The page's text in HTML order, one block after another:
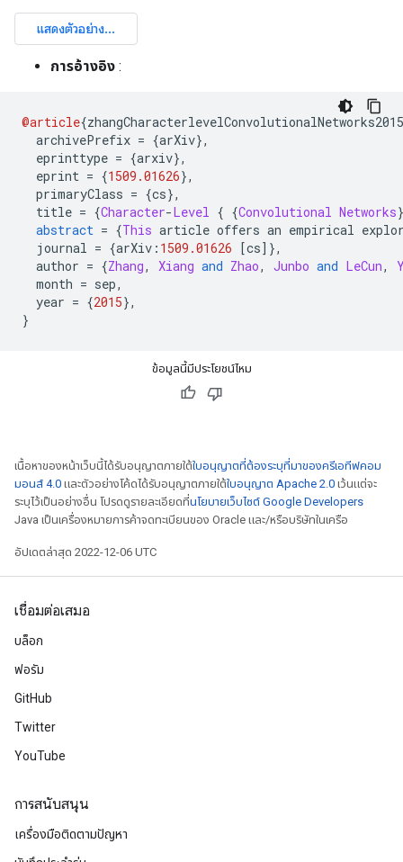
การอ้างอิง :
@article{zhangCharacterlevelConvolutionalNetworks2015
archivePrefix = {arXiv},
eprinttype = {arxiv},
eprint = {1509.01626},
primaryClass = {cs},
title = {Character-Level { {Convolutional Networks}
abstract = {This article offers an empirical
journal = {arXiv : 1509.01626 [cs]},
author = {Zhang, Xiang and Zhao, Junbo and LeCun,
month = sep,
year = {2015},
}
ข้อมูลนี้มีประโยชน์ไหม
เนื้อหาของหน้าเว็บนี้ได้รับอนุญาตภายใต้ใบอนุญาตที่ต้องระบุที่มาของครีเอทีฟคอม
มอนส์ 4.0 และตัวอย่างโค้ดได้รับอนุญาตภายใต้ใบอนุญาต Apache 2.0 เว้นแต่จะ
ระบุไว้เป็นอย่างอื่น โปรดดูรายละเอียดที่นโยบายเว็บไซต์ Google Developers
Java เป็นเครื่องหมายการค้าจดทะเบียนของ Oracle และ/หรือบริษัทในเครือ
อัปเดตล่าสุด 2022-12-06 UTC
เชื่อมต่อเสมอ
บล็อก
ฟอรัม
GitHub
Twitter
YouTube
การสนับสนุน
เครื่องมือติดตามปัญหา